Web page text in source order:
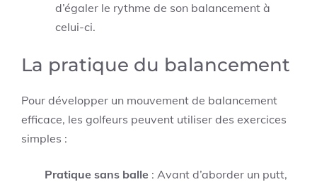
d’égaler le rythme de son balancement à
celui-ci.
La pratique du balancement
Pour développer un mouvement de balancement
efficace, les golfeurs peuvent utiliser des exercices
simples :
Pratique sans balle : Avant d’aborder un putt,